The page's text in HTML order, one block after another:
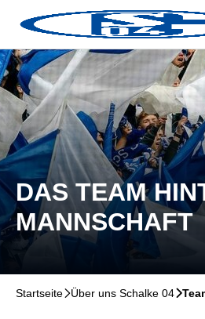
Navigation überspringen􀄫
DAS TEAM
MANNSCHAFT
Startseite􀆊Über uns Schalke 04􀆊